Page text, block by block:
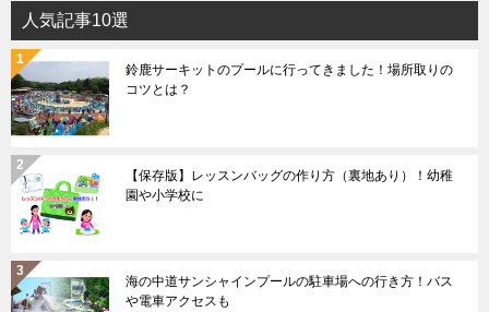
人気記事10選
鈴鹿サーキットのプールに行ってきました！場所取りの
コツとは？
【保存版】レッスンバッグの作り方（裏地あり）！幼稚
園や小学校に
海の中道サンシャインプールの駐車場への行き方！バス
や電車アクセスも